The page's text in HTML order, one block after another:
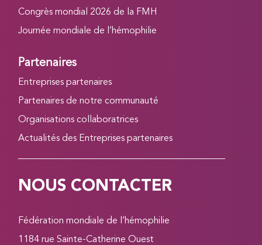
Congrès mondial 2026 de la FMH
Journée mondiale de l’hémophilie
Partenaires
Entreprises partenaires
Partenaires de notre communauté
Organisations collaboratrices
Actualités des Entreprises partenaires
NOUS CONTACTER
Fédération mondiale de l’hémophilie
1184 rue Sainte-Catherine Ouest